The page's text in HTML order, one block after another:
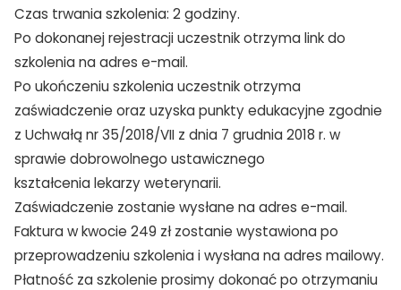
Czas trwania szkolenia: 2 godziny.
Po dokonanej rejestracji uczestnik otrzyma link do
szkolenia na adres e-mail.
Po ukończeniu szkolenia uczestnik otrzyma
zaświadczenie oraz uzyska punkty edukacyjne zgodnie
z Uchwałą nr 35/2018/VII z dnia 7 grudnia 2018 r. w
sprawie dobrowolnego ustawicznego
kształcenia lekarzy weterynarii.
Zaświadczenie zostanie wysłane na adres e-mail.
Faktura w kwocie 249 zł zostanie wystawiona po
przeprowadzeniu szkolenia i wysłana na adres mailowy.
Płatność za szkolenie prosimy dokonać po otrzymaniu